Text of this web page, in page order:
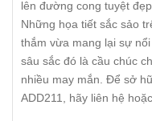
lên đường cong tuyệt
Những họa tiết sắc sảo
thắm vừa mang lại sự
sâu sắc đó là cầu chúc
nhiều may mắn. Để sở
ADD211, hãy liên hệ